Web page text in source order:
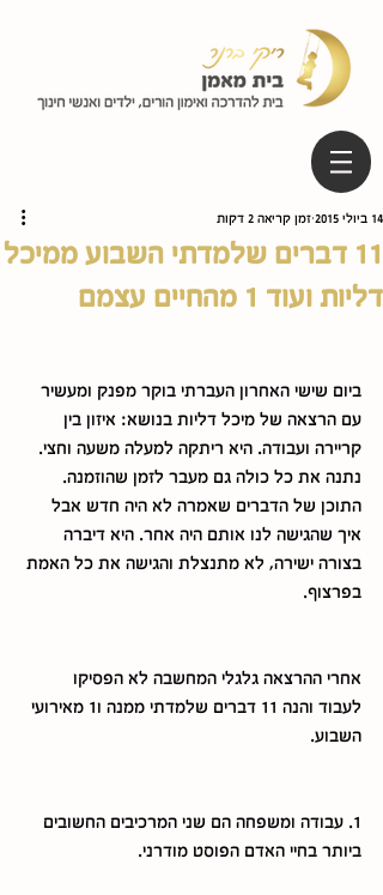
11 דברים שלמדתי השבוע ממיכל
דליות ועוד 1 מהחיים עצמם
14 ביולי 2015 זמן קריאה 2 דקות
ביום שישי האחרון העברתי בוקר מפנק ומעשיר
עם הרצאה של מיכל דליות בנושא: איזון בין
קריירה ועבודה. היא ריתקה למעלה משעה וחצי.
נתנה את כל כולה גם מעבר לזמן שהוזמנה.
התוכן של הדברים שאמרה לא היה חדש אבל
איך שהגישה לנו אותם היה אחר. היא דיברה
בצורה ישירה, לא מתנצלת והגישה את כל האמת
בפרצוף.
אחרי ההרצאה גלגלי המחשבה לא הפסיקו
לעבוד והנה 11 דברים שלמדתי ממנה ו1 מאירועי
השבוע.
1. עבודה ומשפחה הם שני המרכיבים החשובים
ביותר בחיי האדם הפוסט מודרני.